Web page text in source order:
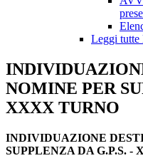
Leggi tutte
NOMINE PER
XXXX TURNO
INDIVIDUAZIONE
SUPPLENZA DA G.P.S. -